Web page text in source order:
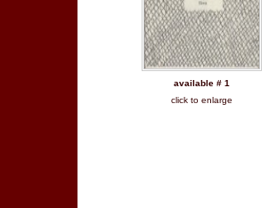
available # 1
click to enlarge